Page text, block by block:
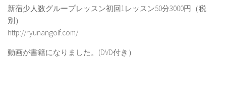
新宿少人数グループレッスン初回1レッスン50分3000円（税
別）
http://ryunangolf.com/
動画が書籍になりました。(DVD付き）